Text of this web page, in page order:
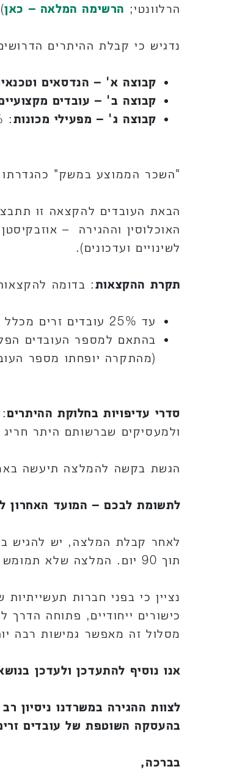
הרלוונטי; הרשימה המלאה – כאן
נדגיש כי קבלת ההיתרים
קבוצה א' – הנדסאים
קבוצה ב' – עובדים
קבוצה ג' – מפעילי מכונות: 85% מהשכר הממוצע במשק.
"השכר הממוצע במשק" כהגדרתו בנוהל
הבאת העובדים להקצאה זו
האוכלוסין וההגירה –
לשינויים ועדכונים).
תקרת ההקצאות: בדומה
עד 25% עובדים זרים מכלל המועסקים הישראלים בעסק.
בהתאם למספר העובדים
(מהתקרה יופחתו מספר
סדרי עדיפויות בחלוקת ההיתרים:
ולמעסיקים שברשותם היתר
הגשת בקשה להמלצה תיעשה
לתשומת לבכם – המועד האחרון להגשת בקשה
תוך 90 יום. המלצה שלא תמומש בסד זמנים זה – תבוטל!
נציין כי בפני חברות
כישורים ייחודיים, פתוחה
מסלול זה מאפשר גמישות רבה
אנו נוסיף להתעדכן ולעדכן
לצוות ההגירה במשרדנו ניסיון
בהעסקה השוטפת של עובדים
בברכה,